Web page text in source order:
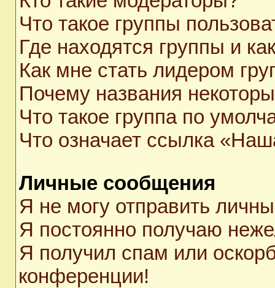
Что такое группы
Где находятся группы и
Как мне стать лидером
Почему названия
Что такое группа по
Что означает ссылка
Личные сообщения
Я не могу отправить
Я постоянно получаю
Я получил спам или
конференции!